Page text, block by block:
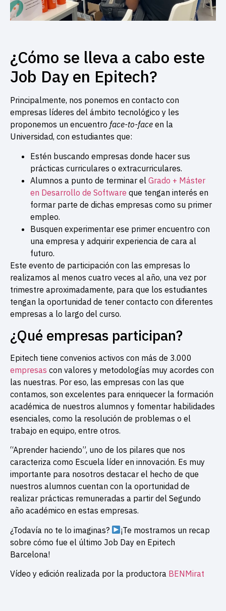
¿Cómo se lleva a cabo este
Job Day en Epitech?
Principalmente, nos ponemos en contacto con
empresas líderes del ámbito tecnológico y les
proponemos un encuentro face-to-face en la
Universidad, con estudiantes que:
Estén buscando empresas donde hacer sus
prácticas curriculares o extracurriculares.
Alumnos a punto de terminar el Grado + Máster
en Desarrollo de Software que tengan interés en
formar parte de dichas empresas como su primer
empleo.
Busquen experimentar ese primer encuentro con
una empresa y adquirir experiencia de cara al
futuro.
Este evento de participación con las empresas lo
realizamos al menos cuatro veces al año, una vez por
trimestre aproximadamente, para que los estudiantes
tengan la oportunidad de tener contacto con diferentes
empresas a lo largo del curso.
¿Qué empresas participan?
Epitech tiene convenios activos con más de 3.000
empresas con valores y metodologías muy acordes con
las nuestras. Por eso, las empresas con las que
contamos, son excelentes para enriquecer la formación
académica de nuestros alumnos y fomentar habilidades
esenciales, como la resolución de problemas o el
trabajo en equipo, entre otros.
“Aprender haciendo”, uno de los pilares que nos
caracteriza como Escuela líder en innovación. Es muy
importante para nosotros destacar el hecho de que
nuestros alumnos cuentan con la oportunidad de
realizar prácticas remuneradas a partir del Segundo
año académico en estas empresas.
¿Todavía no te lo imaginas?
¡Te mostramos un recap
sobre cómo fue el último Job Day en Epitech
Barcelona!
Vídeo y edición realizada por la productora BENMirat